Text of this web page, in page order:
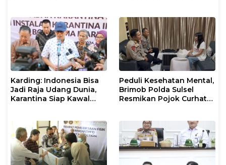
Karding: Indonesia Bisa
Jadi Raja Udang Dunia,
Karantina Siap Kawal
Peduli Kesehatan Mental,
Brimob Polda Sulsel
Resmikan Pojok Curhat